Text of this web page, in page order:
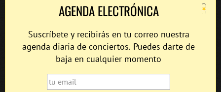
×
AGENDA ELECTRÓNICA
Suscríbete y recibirás en tu correo nuestra
agenda diaria de conciertos. Puedes darte de
baja en cualquier momento